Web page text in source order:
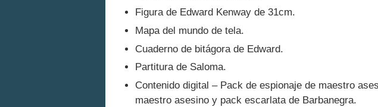
Figura de Edward Kenway de 31cm.
Mapa del mundo de tela.
Cuaderno de bitágora de Edward.
Partitura de Saloma.
Contenido digital – Pack de espionaje de maestro
maestro asesino y pack escarlata de Barbanegra.